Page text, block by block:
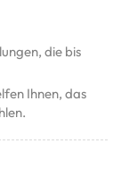
die bis
Ihnen, das